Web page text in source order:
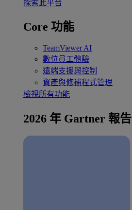
探索此平台
Core 功能
TeamViewer AI
數位員工體驗
遠端支援與控制
資產與修補程式管理
檢視所有功能
2026 年 Gartner 報告